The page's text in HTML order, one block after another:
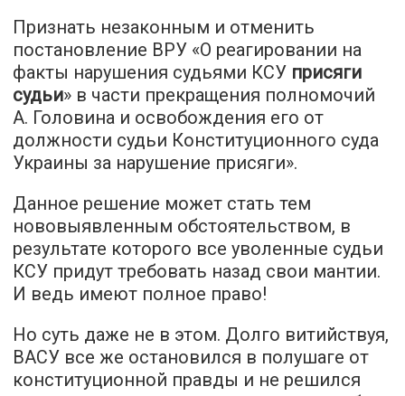
Признать незаконным и отменить
постановление ВРУ «О реагировании на
факты нарушения судьями КСУ присяги
судьи» в части прекращения полномочий
А. Головина и освобождения его от
должности судьи Конституционного суда
Украины за нарушение присяги».
Данное решение может стать тем
нововыявленным обстоятельством, в
результате которого все уволенные судьи
КСУ придут требовать назад свои мантии.
И ведь имеют полное право!
Но суть даже не в этом. Долго витийствуя,
ВАСУ все же остановился в полушаге от
конституционной правды и не решился